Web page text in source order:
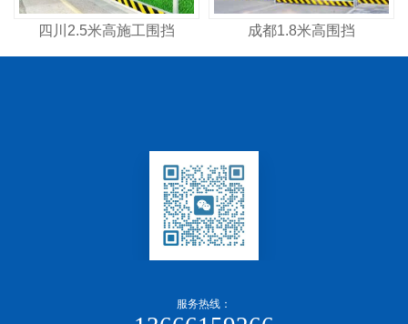
四川2.5米高施工围挡 成都1.8米高围挡
服务热线：